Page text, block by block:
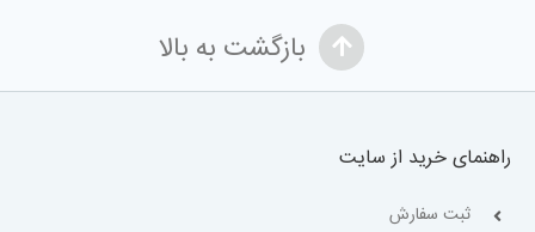
بازگشت به بالا
راهنمای خرید از سایت
ثبت سفارش